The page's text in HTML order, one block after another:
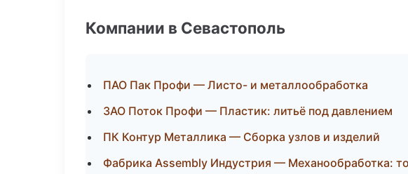
Компании в Севастополь
ПАО Пак Профи — Листо- и металлообработка
ЗАО Поток Профи — Пластик: литьё под давлением
ПК Контур Металлика — Сборка узлов и изделий
Фабрика Assembly Индустрия — Механообработка: